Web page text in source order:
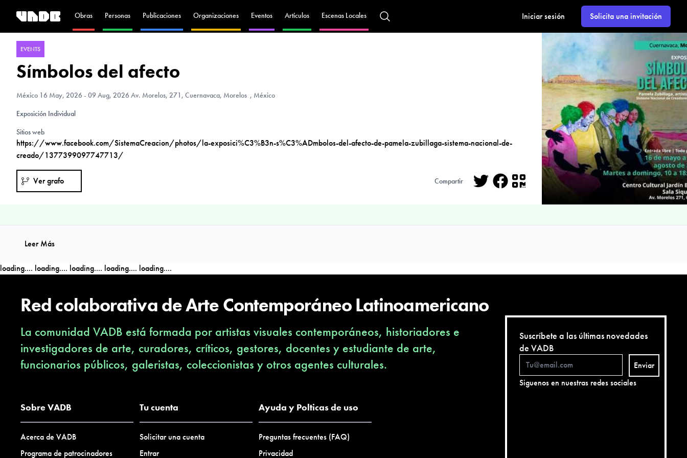
Obras Personas Publicaciones Organizaciones Eventos Artículos Escenas Locales Iniciar sesión Solicita una invitación
EVENTS
Símbolos del afecto
México 16 May, 2026 - 09 Aug, 2026 Av. Morelos, 271, Cuernavaca, Morelos , México
Exposición Individual
Sitios web
https://www.facebook.com/SistemaCreacion/photos/la-exposici%C3%B3n-s%C3%ADmbolos-del-afecto-de-pamela-zubillaga-sistema-nacional-de-
creado/1377399097747713/
Ver grafo Compartir
Leer Más
loading.... loading.... loading.... loading.... loading....
Red colaborativa de Arte Contemporáneo Latinoamericano
La comunidad VADB está formada por artistas visuales contemporáneos, historiadores e
investigadores de arte, curadores, críticos, gestores, docentes y estudiante de arte,
funcionarios públicos, galeristas, coleccionistas y otros agentes culturales.
Sobre VADB
Acerca de VADB
Programa de patrocinadores
Tu cuenta
Solicitar una cuenta
Entrar
Ayuda y Polticas de uso
Preguntas frecuentes (FAQ)
Privacidad
Suscríbete a las últimas novedades
de VADB
Enviar
Siguenos en nuestras redes sociales